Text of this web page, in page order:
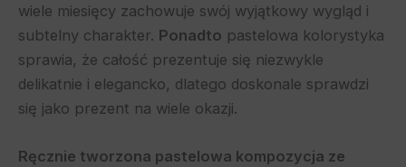
wiele miesięcy zachowuje swój wyjątkowy wygląd i
subtelny charakter. Ponadto pastelowa kolorystyka
sprawia, że całość prezentuje się niezwykle
delikatnie i elegancko, dlatego doskonale sprawdzi
się jako prezent na wiele okazji.
Ręcznie tworzona pastelowa kompozycja ze